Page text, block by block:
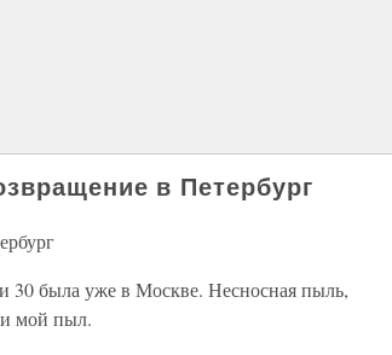
в Петербург
30 была уже в Москве. Несносная пыль,
мой пыл.